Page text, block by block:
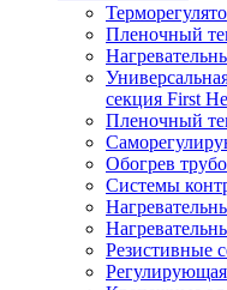
Пленочный
секция First
Пленочный
Обогрев
Системы
Резистивные